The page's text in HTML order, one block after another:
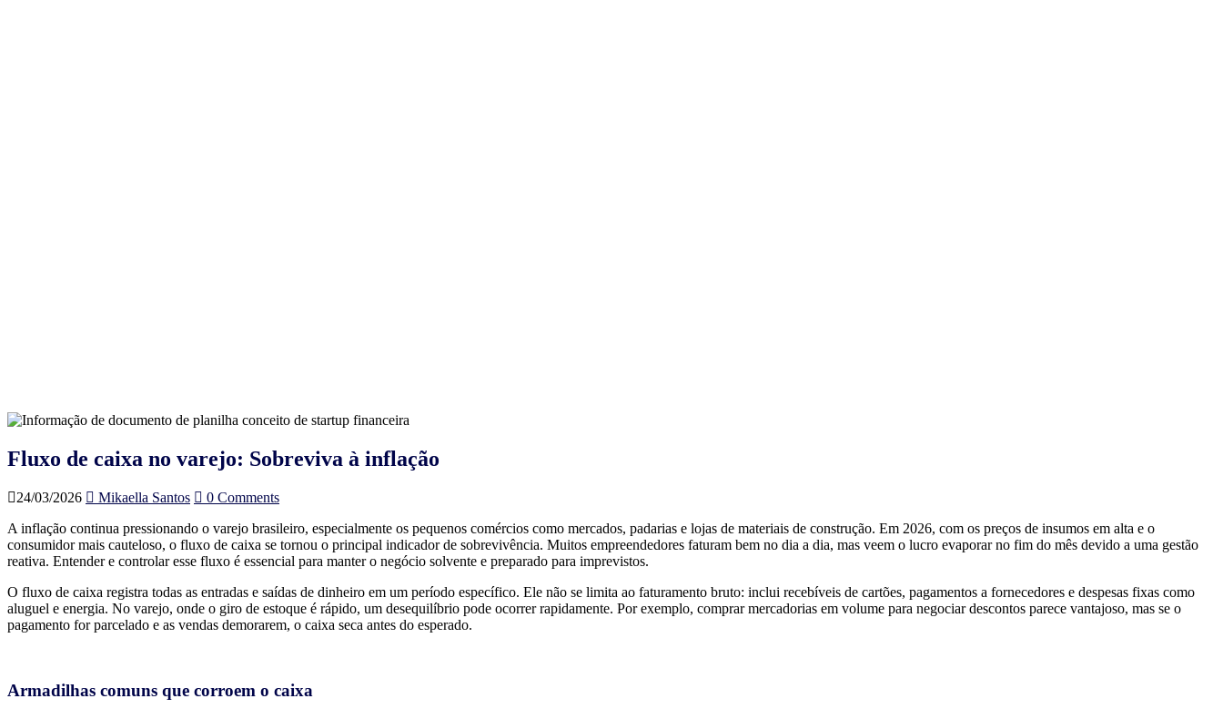
Fluxo de caixa no varejo: Sobreviva à inflação
24/03/2026 Mikaella Santos
0 Comments
A inflação continua pressionando o varejo brasileiro, especialmente os pequenos comércios como mercados, padarias e lojas de materiais de construção. Em 2026, com os preços de insumos em alta e o
consumidor mais cauteloso, o fluxo de caixa se tornou o principal indicador de sobrevivência. Muitos empreendedores faturam bem no dia a dia, mas veem o lucro evaporar no fim do mês devido a uma gestão
reativa. Entender e controlar esse fluxo é essencial para manter o negócio solvente e preparado para imprevistos.
O fluxo de caixa registra todas as entradas e saídas de dinheiro em um período específico. Ele não se limita ao faturamento bruto: inclui recebíveis de cartões, pagamentos a fornecedores e despesas fixas como
aluguel e energia. No varejo, onde o giro de estoque é rápido, um desequilíbrio pode ocorrer rapidamente. Por exemplo, comprar mercadorias em volume para negociar descontos parece vantajoso, mas se o
pagamento for parcelado e as vendas demorarem, o caixa seca antes do esperado.
Armadilhas comuns que corroem o caixa